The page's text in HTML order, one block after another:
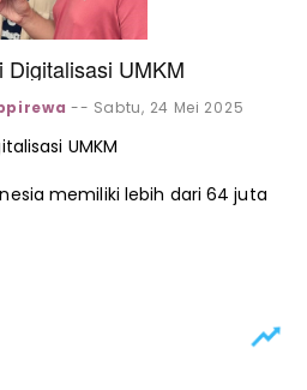
UMKM
-- Sabtu, 24 Mei 2025
UMKM
memiliki lebih dari 64 juta